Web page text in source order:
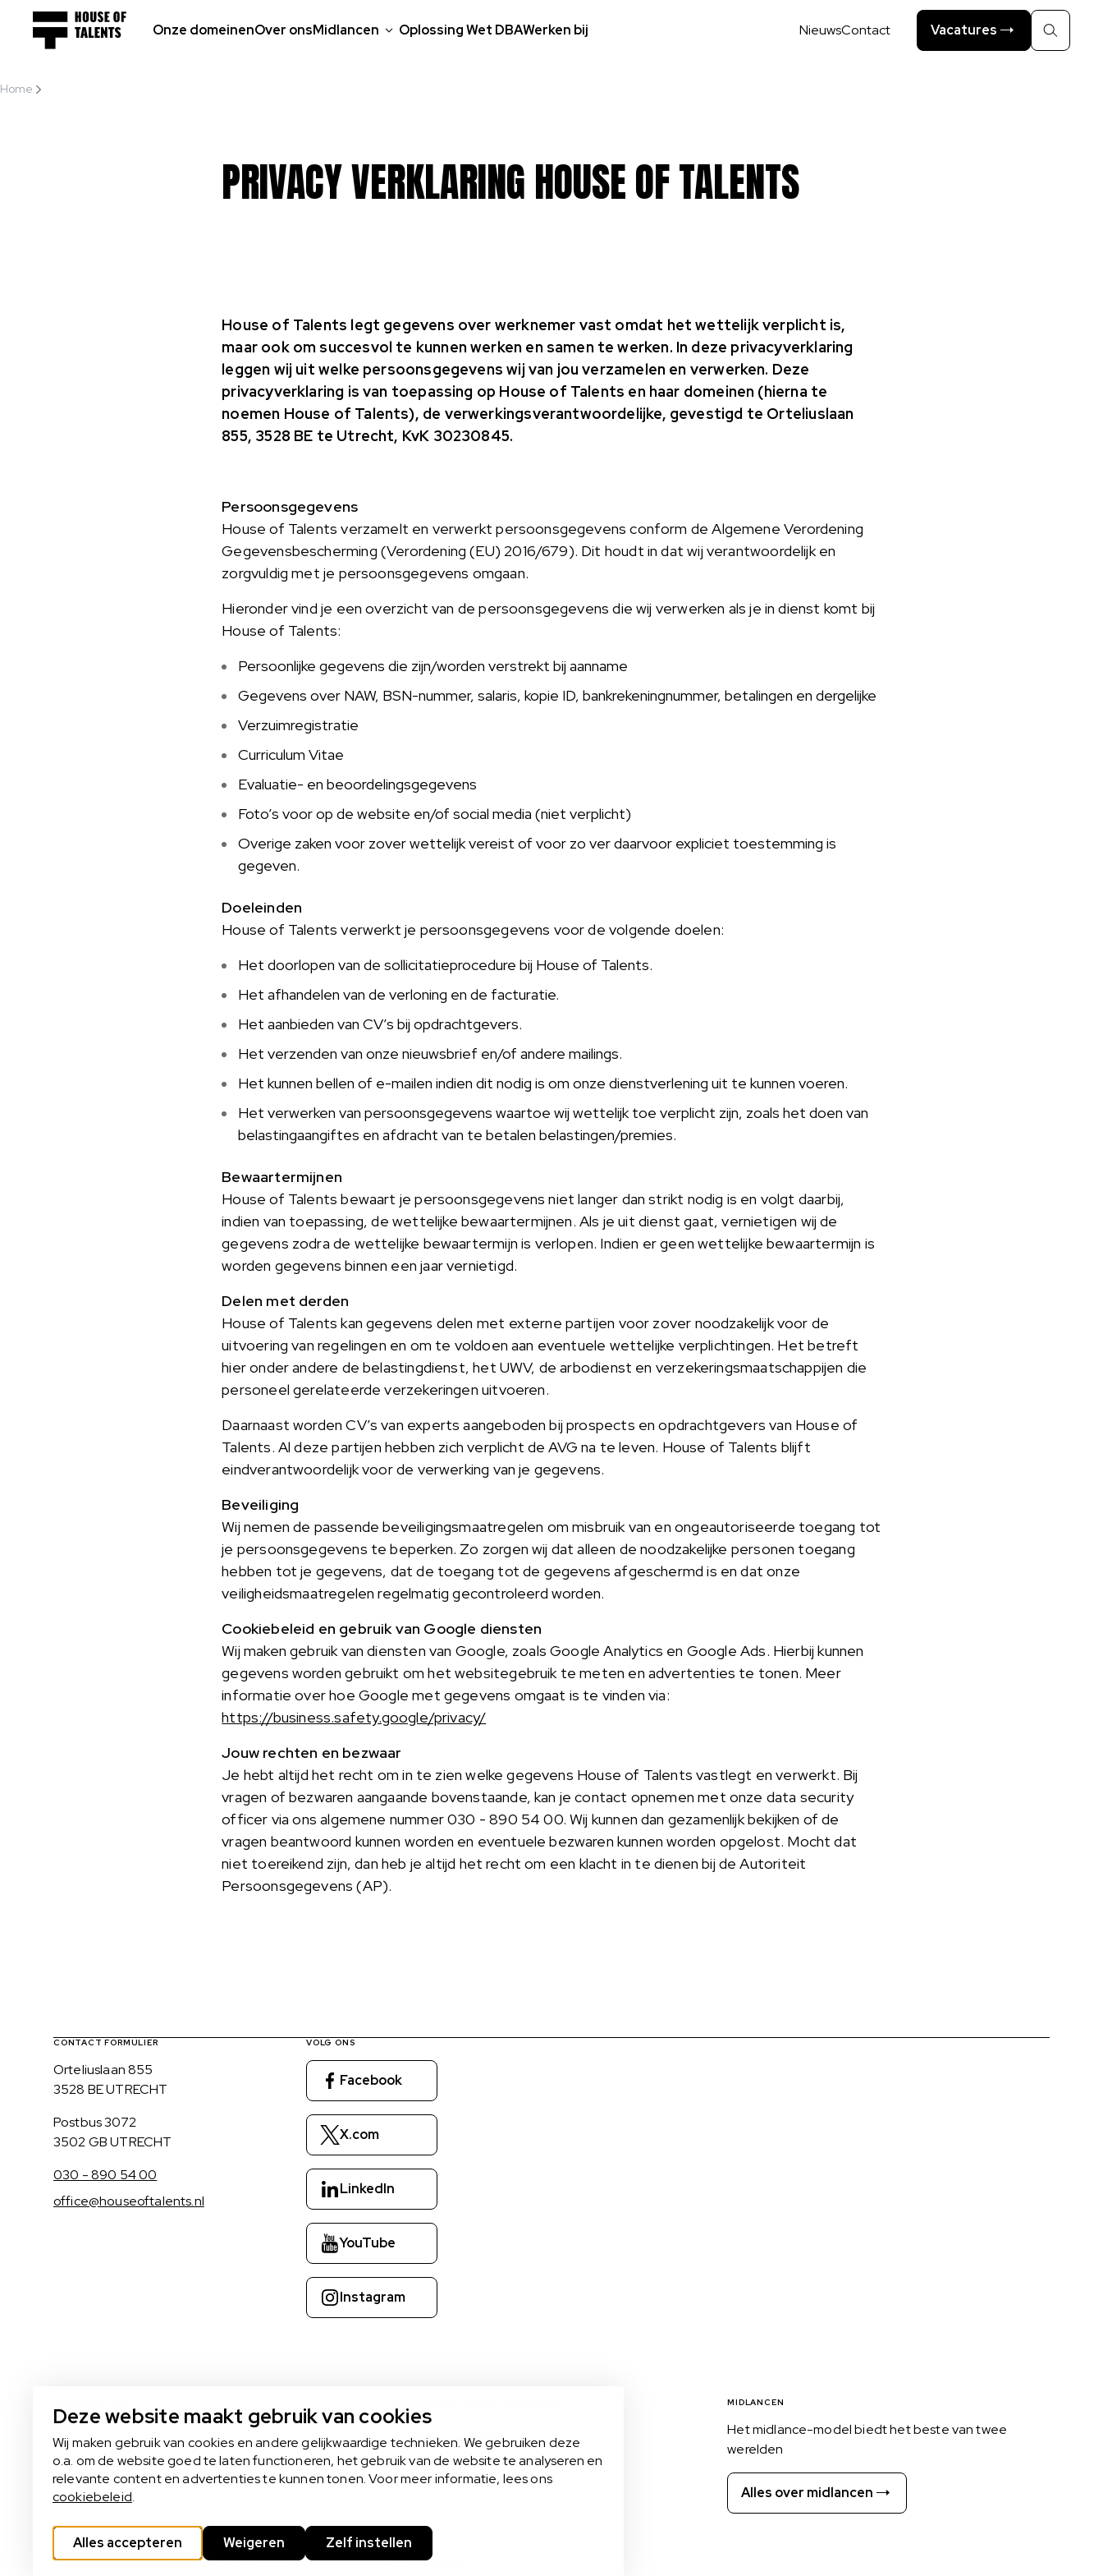
Deze website maakt gebruik van cookies
Wij maken gebruik van cookies en andere gelijkwaardige technieken. We gebruiken deze
o.a. om de website goed te laten functioneren, het gebruik van de website te analyseren en
relevante content en advertenties te kunnen tonen. Voor meer informatie, lees ons
cookiebeleid.
Alles accepteren Weigeren Zelf instellen
Vacatures
Zoeken
Onze domeinenOver onsMidlancen Oplossing Wet DBAWerken bij NieuwsContact
Home
PRIVACY VERKLARING HOUSE OF TALENTS
House of Talents legt gegevens over werknemer vast omdat het wettelijk verplicht is,
maar ook om succesvol te kunnen werken en samen te werken. In deze privacyverklaring
leggen wij uit welke persoonsgegevens wij van jou verzamelen en verwerken. Deze
privacyverklaring is van toepassing op House of Talents en haar domeinen (hierna te
noemen House of Talents), de verwerkingsverantwoordelijke, gevestigd te Orteliuslaan
855, 3528 BE te Utrecht, KvK 30230845.
Persoonsgegevens
House of Talents verzamelt en verwerkt persoonsgegevens conform de Algemene Verordening
Gegevensbescherming (Verordening (EU) 2016/679). Dit houdt in dat wij verantwoordelijk en
zorgvuldig met je persoonsgegevens omgaan.
Hieronder vind je een overzicht van de persoonsgegevens die wij verwerken als je in dienst komt bij
House of Talents:
Persoonlijke gegevens die zijn/worden verstrekt bij aanname
Gegevens over NAW, BSN-nummer, salaris, kopie ID, bankrekeningnummer, betalingen en dergelijke
Verzuimregistratie
Curriculum Vitae
Evaluatie- en beoordelingsgegevens
Foto’s voor op de website en/of social media (niet verplicht)
Overige zaken voor zover wettelijk vereist of voor zo ver daarvoor expliciet toestemming is
gegeven.
Doeleinden
House of Talents verwerkt je persoonsgegevens voor de volgende doelen:
Het doorlopen van de sollicitatieprocedure bij House of Talents.
Het afhandelen van de verloning en de facturatie.
Het aanbieden van CV’s bij opdrachtgevers.
Het verzenden van onze nieuwsbrief en/of andere mailings.
Het kunnen bellen of e-mailen indien dit nodig is om onze dienstverlening uit te kunnen voeren.
Het verwerken van persoonsgegevens waartoe wij wettelijk toe verplicht zijn, zoals het doen van
belastingaangiftes en afdracht van te betalen belastingen/premies.
Bewaartermijnen
House of Talents bewaart je persoonsgegevens niet langer dan strikt nodig is en volgt daarbij,
indien van toepassing, de wettelijke bewaartermijnen. Als je uit dienst gaat, vernietigen wij de
gegevens zodra de wettelijke bewaartermijn is verlopen. Indien er geen wettelijke bewaartermijn is
worden gegevens binnen een jaar vernietigd.
Delen met derden
House of Talents kan gegevens delen met externe partijen voor zover noodzakelijk voor de
uitvoering van regelingen en om te voldoen aan eventuele wettelijke verplichtingen. Het betreft
hier onder andere de belastingdienst, het UWV, de arbodienst en verzekeringsmaatschappijen die
personeel gerelateerde verzekeringen uitvoeren.
Daarnaast worden CV’s van experts aangeboden bij prospects en opdrachtgevers van House of
Talents. Al deze partijen hebben zich verplicht de AVG na te leven. House of Talents blijft
eindverantwoordelijk voor de verwerking van je gegevens.
Beveiliging
Wij nemen de passende beveiligingsmaatregelen om misbruik van en ongeautoriseerde toegang tot
je persoonsgegevens te beperken. Zo zorgen wij dat alleen de noodzakelijke personen toegang
hebben tot je gegevens, dat de toegang tot de gegevens afgeschermd is en dat onze
veiligheidsmaatregelen regelmatig gecontroleerd worden.
Cookiebeleid en gebruik van Google diensten
Wij maken gebruik van diensten van Google, zoals Google Analytics en Google Ads. Hierbij kunnen
gegevens worden gebruikt om het websitegebruik te meten en advertenties te tonen. Meer
informatie over hoe Google met gegevens omgaat is te vinden via:
https://business.safety.google/privacy/
Jouw rechten en bezwaar
Je hebt altijd het recht om in te zien welke gegevens House of Talents vastlegt en verwerkt. Bij
vragen of bezwaren aangaande bovenstaande, kan je contact opnemen met onze data security
officer via ons algemene nummer 030 - 890 54 00. Wij kunnen dan gezamenlijk bekijken of de
vragen beantwoord kunnen worden en eventuele bezwaren kunnen worden opgelost. Mocht dat
niet toereikend zijn, dan heb je altijd het recht om een klacht in te dienen bij de Autoriteit
Persoonsgegevens (AP).
Contact, verdere links en colofon
CONTACT FORMULIER
Bezoekadres
Orteliuslaan 855
3528 BE UTRECHT
Postadres
Postbus 3072
3502 GB UTRECHT
030 - 890 54 00
office@houseoftalents.nl
VOLG ONS
Facebook
X.com
LinkedIn
YouTube
Instagram
Bekijk alle domeinen
MIDLANCEN
Het midlance-model biedt het beste van twee
werelden
Alles over midlancen
Cookie statement Privacy statement Cookies beheren